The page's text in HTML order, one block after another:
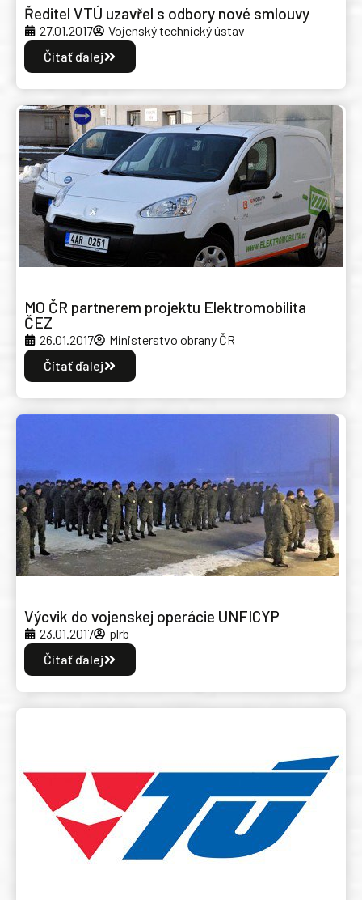
Ředitel VTÚ uzavřel s odbory nové smlouvy
27.01.2017
Vojenský technický ústav
Čítať ďalej
MO ČR partnerem projektu Elektromobilita
ČEZ
26.01.2017
Ministerstvo obrany ČR
Čítať ďalej
Výcvik do vojenskej operácie UNFICYP
23.01.2017
plrb
Čítať ďalej